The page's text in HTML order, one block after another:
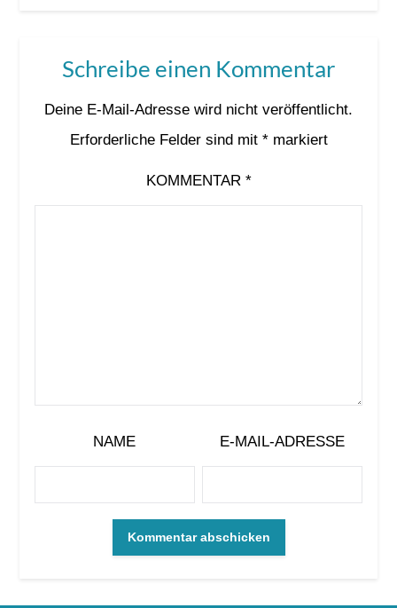
Schreibe einen Kommentar
Deine E-Mail-Adresse wird nicht veröffentlicht.
Erforderliche Felder sind mit *markiert
KOMMENTAR *
NAME E-MAIL-ADRESSE